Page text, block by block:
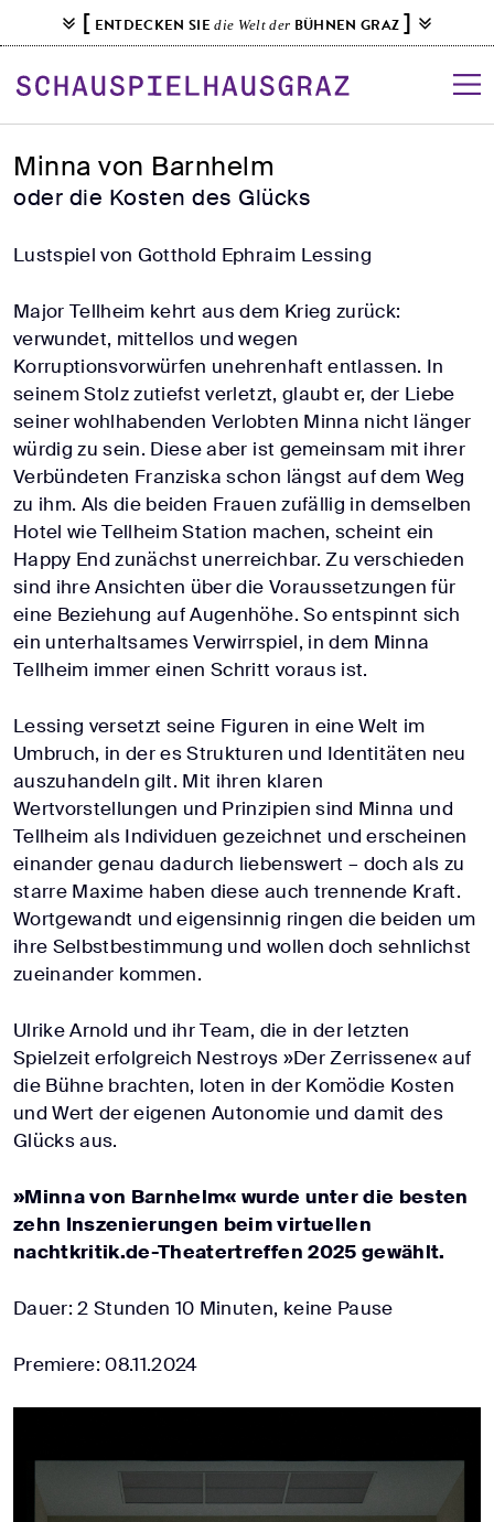
k
p
t
c
o
t
n
t
[ ENTDECKEN SIEdie Welt der BÜHNEN GRAZ ]
Minna von Barnhelm
oder die Kosten des Glücks
Lustspiel von Gotthold Ephraim Lessing
Major Tellheim kehrt aus dem Krieg zurück:
verwundet, mittellos und wegen
Korruptionsvorwürfen unehrenhaft entlassen. In
seinem Stolz zutiefst verletzt, glaubt er, der Liebe
seiner wohlhabenden Verlobten Minna nicht länger
würdig zu sein. Diese aber ist gemeinsam mit ihrer
Verbündeten Franziska schon längst auf dem Weg
zu ihm. Als die beiden Frauen zufällig in demselben
Hotel wie Tellheim Station machen, scheint ein
Happy End zunächst unerreichbar. Zu verschieden
sind ihre Ansichten über die Voraussetzungen für
eine Beziehung auf Augenhöhe. So entspinnt sich
ein unterhaltsames Verwirrspiel, in dem Minna
Tellheim immer einen Schritt voraus ist.
Lessing versetzt seine Figuren in eine Welt im
Umbruch, in der es Strukturen und Identitäten neu
auszuhandeln gilt. Mit ihren klaren
Wertvorstellungen und Prinzipien sind Minna und
Tellheim als Individuen gezeichnet und erscheinen
einander genau dadurch liebenswert – doch als zu
starre Maxime haben diese auch trennende Kraft.
Wortgewandt und eigensinnig ringen die beiden um
ihre Selbstbestimmung und wollen doch sehnlichst
zueinander kommen.
Ulrike Arnold und ihr Team, die in der letzten
Spielzeit erfolgreich Nestroys »Der Zerrissene« auf
die Bühne brachten, loten in der Komödie Kosten
und Wert der eigenen Autonomie und damit des
Glücks aus.
»Minna von Barnhelm« wurde unter die besten
zehn Inszenierungen beim virtuellen
nachtkritik.de-Theatertreffen 2025 gewählt.
Dauer: 2 Stunden 10 Minuten, keine Pause
Premiere: 08.11.2024